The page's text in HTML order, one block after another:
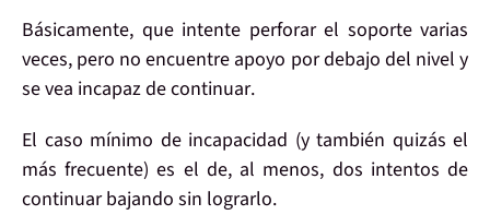
Básicamente, que intente perforarel soporte varias
veces, pero no encuentre apoyo por debajo del nivel y
se vea incapaz de continuar.
El caso mínimo de incapacidad (y también quizás el
más frecuente) es el de, al menos, dos intentos de
continuar bajando sin lograrlo.